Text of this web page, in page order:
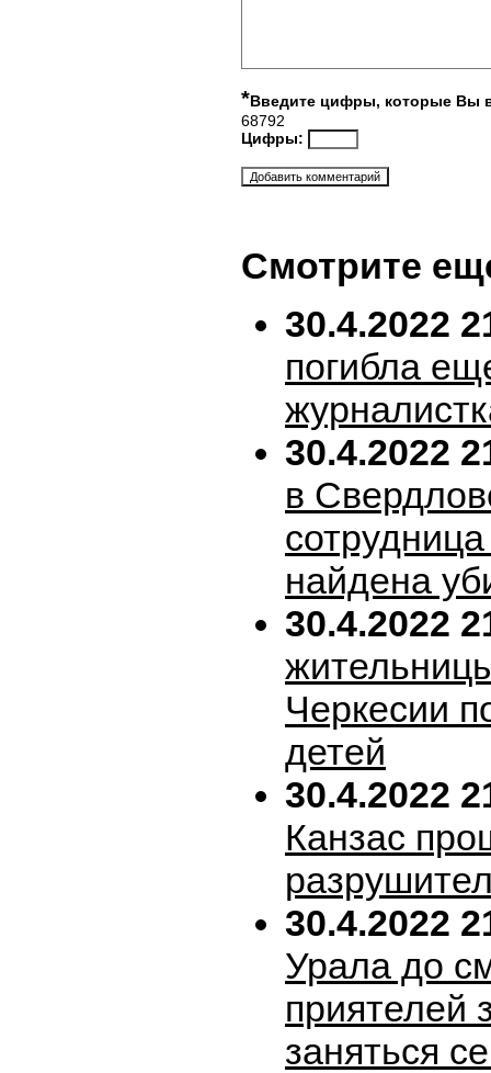
*Введите цифры, которые Вы
68792
Цифры:
Смотрите
30.4.2022
погибла
30.4.2022
в
найдена
30.4.2022
Черкесии
детей
30.4.2022
Канзас
30.4.2022
Урала до
приятелей
заняться